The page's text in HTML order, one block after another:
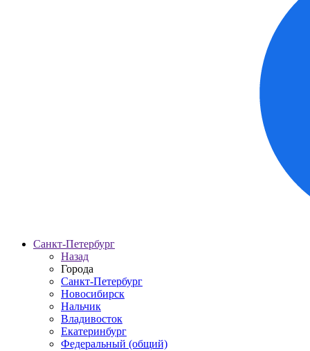
Санкт-Петербург
Назад
Города
Санкт-Петербург
Новосибирск
Нальчик
Владивосток
Екатеринбург
Федеральный (общий)